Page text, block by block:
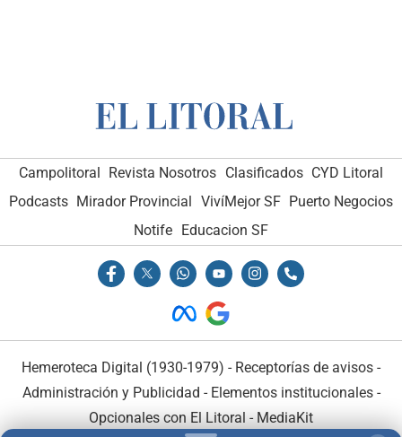
Campolitoral Revista Nosotros Clasificados CYD Litoral
Podcasts Mirador Provincial VivíMejor SF Puerto Negocios
Notife Educacion SF
Hemeroteca Digital (1930-1979) - Receptorías de avisos -
Administración y Publicidad - Elementos institucionales-
Opcionales con El Litoral - MediaKit